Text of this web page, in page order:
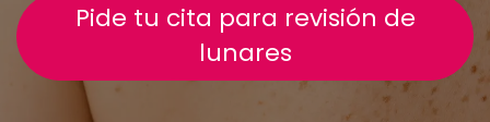
Pide tu cita para revisión de
lunares